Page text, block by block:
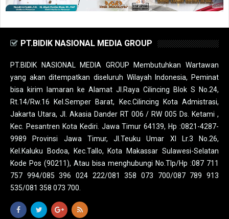
PT.BIDIK NASIONAL MEDIA GROUP
PT.BIDIK NASIONAL MEDIA GROUP Membutuhkan Wartawan
yang akan ditempatkan diseluruh Wilayah Indonesia, Peminat
bisa kirim lamaran ke Alamat Jl.Raya Cilincing Blok S No.24,
Rt.14/Rw.16 Kel.Semper Barat, Kec.Cilincing Kota Admistrasi,
Jakarta Utara, Jl. Akasia Dander RT 006 / RW 005 Ds. Ketami ,
Kec. Pesantren Kota Kediri. Jawa Timur 64139, Hp :0821-4287-
9989 Provinsi Jawa Timur, Jl.Teuku Umar XI Lr.3 No.26,
Kel.Kaluku Bodoa, Kec.Tallo, Kota Makassar Sulawesi-Selatan
Kode Pos (90211), Atau bisa menghubungi No.Tlp/Hp :087 711
757 994/085 396 024 222/081 358 073 700/087 789 913
535/081 358 073 700.